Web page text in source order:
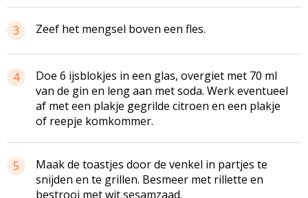
3 Zeef het mengsel boven een fles.
4
Doe 6 ijsblokjes in een glas, overgiet met 70 ml
van de gin en leng aan met soda. Werk eventueel
af met een plakje gegrilde citroen en een plakje
of reepje komkommer.
5
Maak de toastjes door de venkel in partjes te
snijden en te grillen. Besmeer met rillette en
bestrooi met wit sesamzaad.